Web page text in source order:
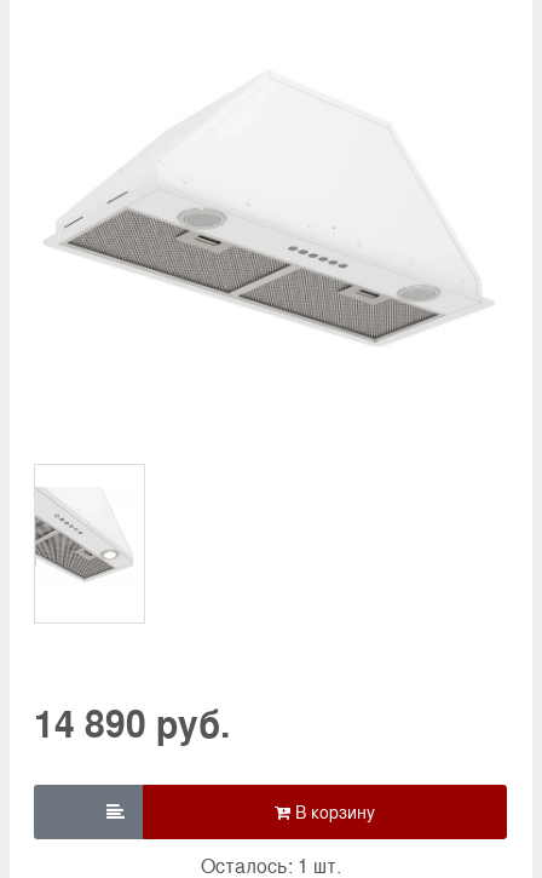
14 890 руб.

Осталось: 1 шт.